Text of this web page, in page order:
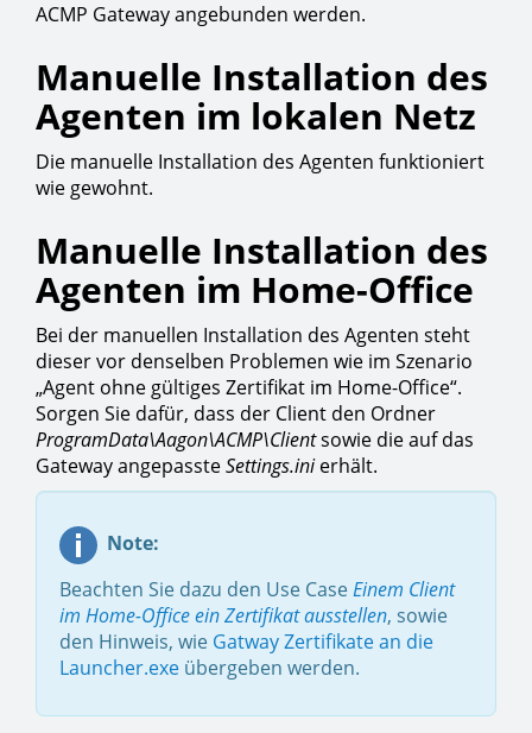
ACMP Gateway angebunden werden.
Manuelle Installation des
Agenten im lokalen Netz
Die manuelle Installation des Agenten funktioniert
wie gewohnt.
Manuelle Installation des
Agenten im Home-Office
Bei der manuellen Installation des Agenten steht
dieser vor denselben Problemen wie im Szenario
„Agent ohne gültiges Zertifikat im Home-Office“.
Sorgen Sie dafür, dass der Client den Ordner
ProgramData\Aagon\ACMP\Clientsowie die auf das
Gateway angepassteSettings.inierhält.
Note:
Beachten Sie dazu den Use CaseEinem Client
im Home-Office ein Zertifikat ausstellen, sowie
den Hinweis, wie Gatway Zertifikate an die
Launcher.exe übergeben werden.